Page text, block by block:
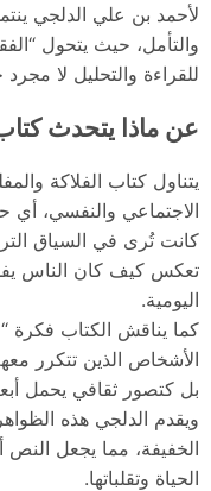
لأحمد بن علي الدلجي
والتأمل، حيث يتحول
للقراءة والتحليل لا
عن ماذا يتحدث
يتناول كتاب الفلاكة
الاجتماعي والنفسي، أي
كانت تُرى في السياق
تعكس كيف كان الناس
اليومية.
كما يناقش الكتاب فكرة
الأشخاص الذين تتكرر
بل كتصور ثقافي يحمل
ويقدم الدلجي هذه
الخفيفة، مما يجعل
الحياة وتقلباتها.